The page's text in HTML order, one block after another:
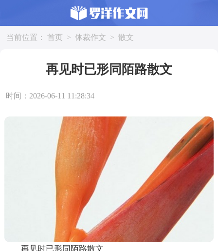
当前位置： 首页 > 体裁作文 > 散文
再见时已形同陌路散文
时间：2026-06-11 11:28:34
再见时已形同陌路散文